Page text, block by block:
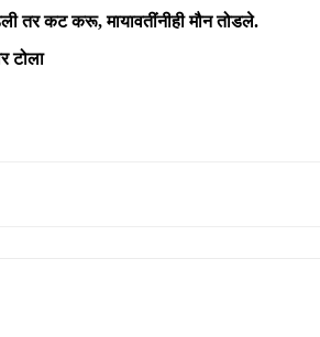
तर कट करू, मायावतींनीही मौन तोडले.
टोला